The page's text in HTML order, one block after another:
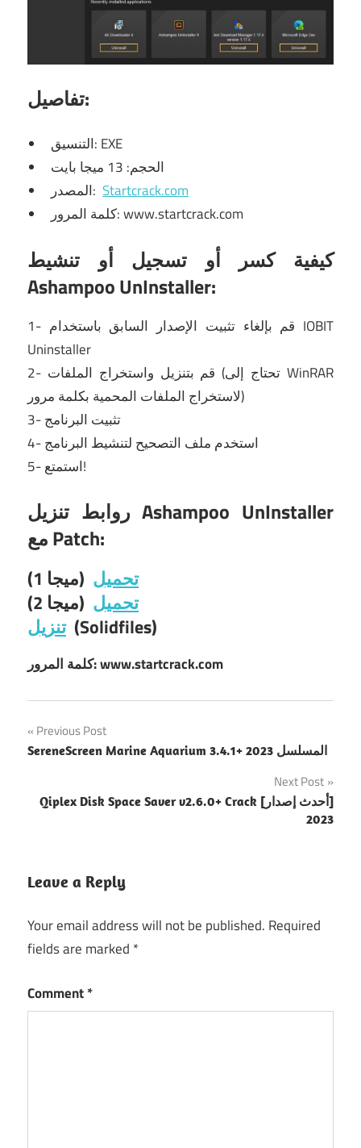
تفاصيل:
التنسيق: EXE
الحجم: 13 ميجا بايت
المصدر:Startcrack.com
كلمة المرور: www.startcrack.com
كيفية كسر أو تسجيل أو تنشيط
Ashampoo UnInstaller:
1- قم بإلغاء تثبيت الإصدار السابق باستخدام IOBIT
Uninstaller
2- قم بتنزيل واستخراج الملفات (تحتاج إلى WinRAR
لاستخراج الملفات المحمية بكلمة مرور)
3- تثبيت البرنامج
4- استخدم ملف التصحيح لتنشيط البرنامج
5- استمتع!
روابط تنزيل Ashampoo UnInstaller
مع Patch:
تحميل (ميجا 1)
تحميل (ميجا 2)
تنزيل(Solidfiles)
كلمة المرور: www.startcrack.com
Post
navigation
Previous Post
SereneScreen Marine Aquarium 3.4.1+ المسلسل 2023
Next Post
Qiplex Disk Space Saver v2.6.0+ Crack [أحدث إصدار]
2023
Leave a Reply
Your email address will not be published. Required
fields are marked *
Comment*